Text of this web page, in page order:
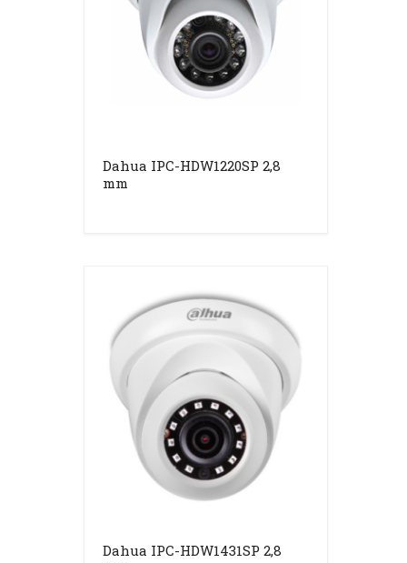
Dahua IPC-HDW1220SP 2,8
mm
Dahua IPC-HDW1431SP 2,8